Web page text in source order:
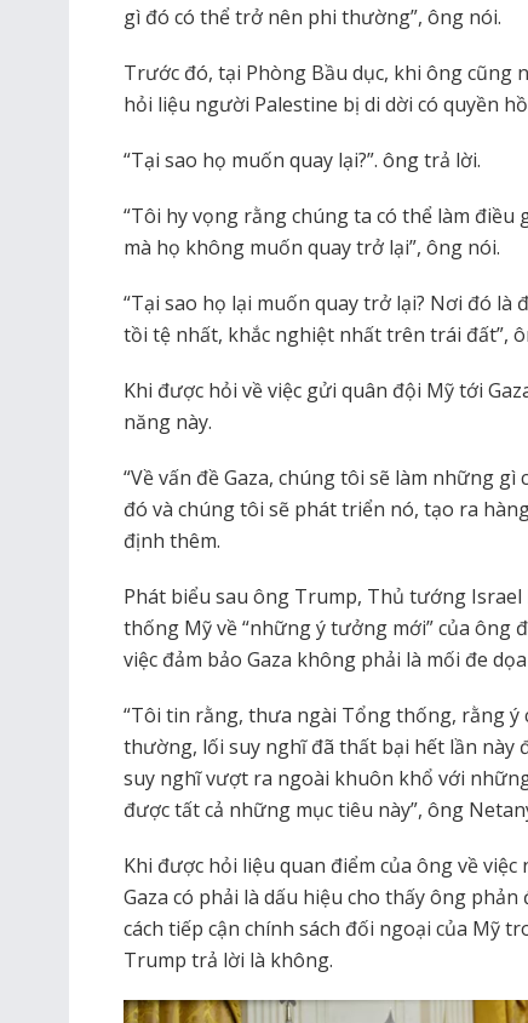
gì đó có thể trở nên phi thường”, ông nói.
Trước đó, tại Phòng Bầu dục, khi ông cũng
hỏi liệu người Palestine bị di dời có quyền
“Tại sao họ muốn quay lại?”. ông trả lời.
“Tôi hy vọng rằng chúng ta có thể làm
mà họ không muốn quay trở lại”, ông nói.
“Tại sao họ lại muốn quay trở lại? Nơi đó
tồi tệ nhất, khắc nghiệt nhất trên trái đất”,
Khi được hỏi về việc gửi quân đội Mỹ tới
năng này.
“Về vấn đề Gaza, chúng tôi sẽ làm những
đó và chúng tôi sẽ phát triển nó, tạo ra
định thêm.
Phát biểu sau ông Trump, Thủ tướng
thống Mỹ về “những ý tưởng mới” của ông
việc đảm bảo Gaza không phải là mối đe
“Tôi tin rằng, thưa ngài Tổng thống, rằng
thường, lối suy nghĩ đã thất bại hết lần này
suy nghĩ vượt ra ngoài khuôn khổ với
được tất cả những mục tiêu này”, ông
Khi được hỏi liệu quan điểm của ông về
Gaza có phải là dấu hiệu cho thấy ông
cách tiếp cận chính sách đối ngoại của Mỹ
Trump trả lời là không.